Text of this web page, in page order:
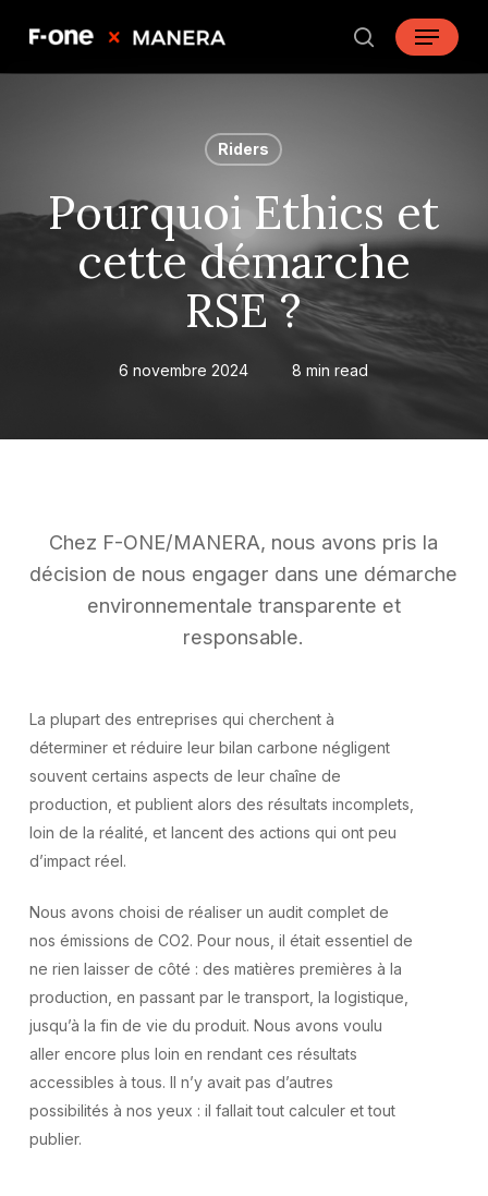
main
search
Menu
Riders
Pourquoi Ethics et
cette démarche
RSE ?
6 novembre 2024 8 min read
Chez F-ONE/MANERA, nous avons pris la
décision de nous engager dans une démarche
environnementale transparente et
responsable.
La plupart des entreprises qui cherchent à
déterminer et réduire leur bilan carbone négligent
souvent certains aspects de leur chaîne de
production, et publient alors des résultats incomplets,
loin de la réalité, et lancent des actions qui ont peu
d’impact réel.
Nous avons choisi de réaliser un audit complet de
nos émissions de CO2. Pour nous, il était essentiel de
ne rien laisser de côté : des matières premières à la
production, en passant par le transport, la logistique,
jusqu’à la fin de vie du produit. Nous avons voulu
aller encore plus loin en rendant ces résultats
accessibles à tous. Il n’y avait pas d’autres
possibilités à nos yeux : il fallait tout calculer et tout
publier.